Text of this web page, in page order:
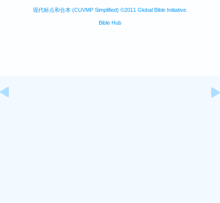
现代标点和合本 (CUVMP Simplified) ©2011 Global Bible Initiative.
Bible Hub